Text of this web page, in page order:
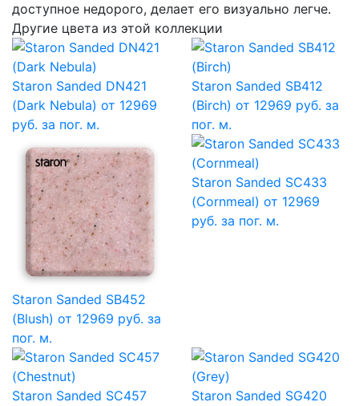
доступное недорого, делает его визуально легче.
Другие цвета из этой коллекции
Staron Sanded DN421
(Dark Nebula) от 12969
руб. за пог. м.
Staron Sanded SB412
(Birch) от 12969 руб. за
пог. м.
Staron Sanded SB452
(Blush) от 12969 руб. за
пог. м.
Staron Sanded SC433
(Cornmeal) от 12969
руб. за пог. м.
Staron Sanded SC457
Staron Sanded SG420